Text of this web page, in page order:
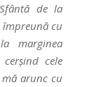
de la
cu
marginea
cele
arunc cu